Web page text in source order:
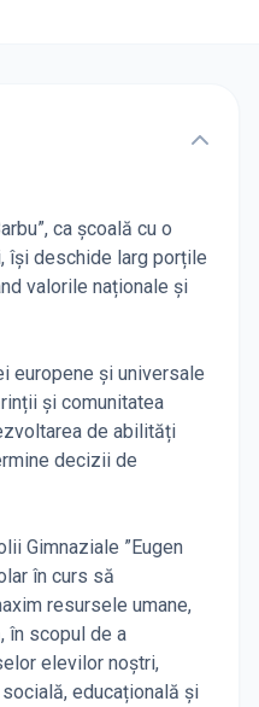
ca școală cu o
își deschide larg porțile
valorile naționale și
europene și universale
și comunitatea
de abilități
decizii de
Gimnaziale ”Eugen
în curs să
resursele umane,
în scopul de a
elevilor noștri,
educațională și